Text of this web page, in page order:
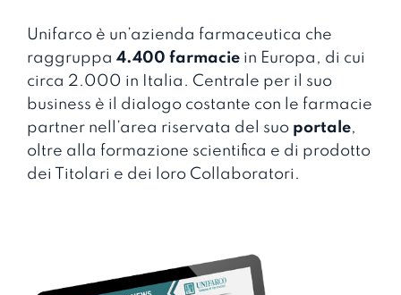
Unifarco è un’azienda farmaceutica che
raggruppa 4.400 farmacie in Europa, di cui
circa 2.000 in Italia. Centrale per il suo
business è il dialogo costante con le farmacie
partner nell’area riservata del suo portale,
oltre alla formazione scientifica e di prodotto
dei Titolari e dei loro Collaboratori.